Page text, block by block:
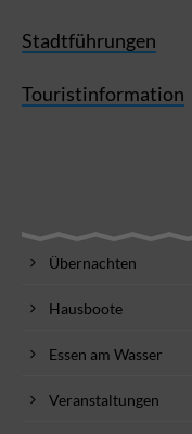
Stadtführungen
Touristinformation
Übernachten
Hausboote
Essen am Wasser
Veranstaltungen